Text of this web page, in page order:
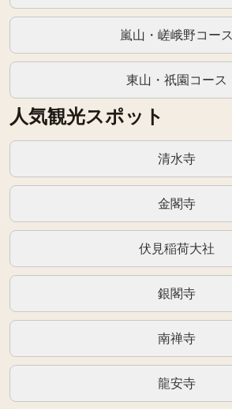
嵐山・嵯峨野コース
東山・祇園コース
人気観光スポット
清水寺
金閣寺
伏見稲荷大社
銀閣寺
南禅寺
龍安寺